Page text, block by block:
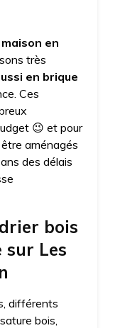
maison en
très
en brique
Ces
😉 et pour
aménagés
des délais
bois
Les
différents
bois,